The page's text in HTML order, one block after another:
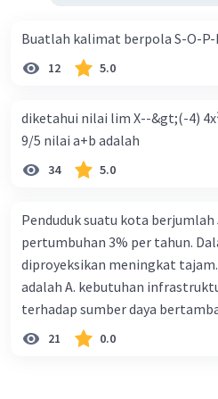
Buatlah kalimat berpola S-O-P-
12 5.0
diketahui nilai lim X--&gt;(-4)
9/5 nilai a+b adalah
34 5.0
Penduduk suatu kota berjumlah
pertumbuhan 3% per tahun.
diproyeksikan meningkat
adalah A. kebutuhan
terhadap sumber daya
eksponensial berdampak
memengaruhi tata ruang E.
21 0.0